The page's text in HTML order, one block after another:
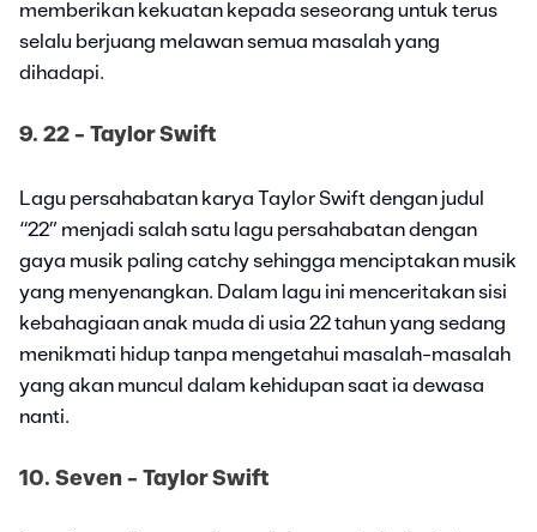
memberikan kekuatan kepada seseorang untuk terus
selalu berjuang melawan semua masalah yang
dihadapi.
9. 22 - Taylor Swift
Lagu persahabatan karya Taylor Swift dengan judul
“22” menjadi salah satu lagu persahabatan dengan
gaya musik paling catchy sehingga menciptakan musik
yang menyenangkan. Dalam lagu ini menceritakan sisi
kebahagiaan anak muda di usia 22 tahun yang sedang
menikmati hidup tanpa mengetahui masalah-masalah
yang akan muncul dalam kehidupan saat ia dewasa
nanti.
10. Seven - Taylor Swift